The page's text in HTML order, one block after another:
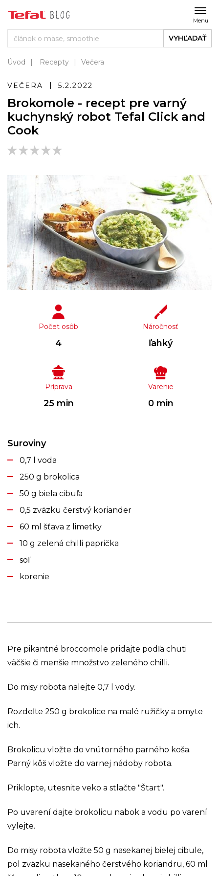
Menu
VYHĽADAŤ
Úvod Recepty Večera
VEČERA 5.2.2022
Brokomole - recept pre varný
kuchynský robot Tefal Click and
Cook
Počet osôb
4
Náročnosť
ľahký
Príprava
25 min
Varenie
0 min
Suroviny
0,7 l voda
250 g brokolica
50 g biela cibuľa
0,5 zväzku čerstvý koriander
60 ml šťava z limetky
10 g zelená chilli paprička
soľ
korenie
Pre pikantné broccomole pridajte podľa chuti
väčšie či menšie množstvo zeleného chilli.
Do misy robota nalejte 0,7 l vody.
Rozdeľte 250 g brokolice na malé ružičky a omyte
ich.
Brokolicu vložte do vnútorného parného koša.
Parný kôš vložte do varnej nádoby robota.
Priklopte, utesnite veko a stlačte "Štart".
Po uvarení dajte brokolicu nabok a vodu po varení
vylejte.
Do misy robota vložte 50 g nasekanej bielej cibule,
pol zväzku nasekaného čerstvého koriandru, 60 ml